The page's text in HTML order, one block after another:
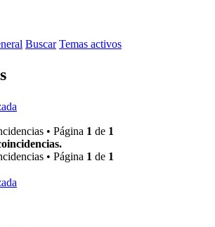
Buscar Temas activos
• Página 1 de 1
• Página 1 de 1